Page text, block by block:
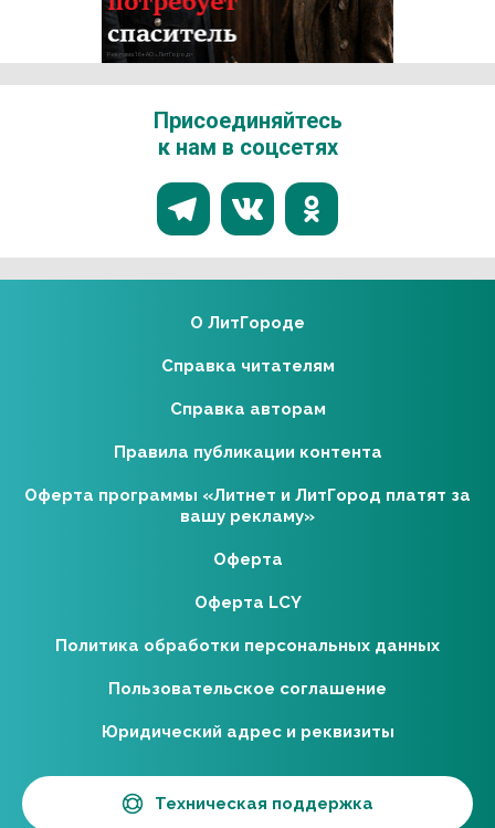
Присоединяйтесь
к нам в соцсетях
Реклама 16+ АО «ЛитГород»
О ЛитГороде
Справка читателям
Справка авторам
Правила публикации контента
Оферта программы «Литнет и ЛитГород платят за
вашу рекламу»
Оферта
Оферта LCY
Политика обработки персональных данных
Пользовательское соглашение
Юридический адрес и реквизиты
Техническая поддержка